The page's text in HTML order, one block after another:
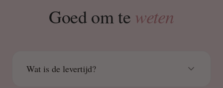
Goed om te weten
Wat is de levertijd?